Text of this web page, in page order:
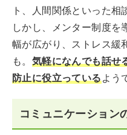
ト、人間関係といった相
しかし、メンター制度を
幅が広がり、ストレス緩
も。 気軽になんでも話せ
防止に役立っているよう
コミュニケーション